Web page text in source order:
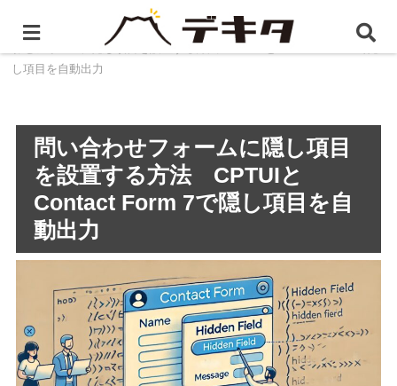
ホーム 静岡県のホームページ制作・WEB制作
問い合
わせフォームに隠し項目を設置する方法 CPTUIとContact Form 7で隠
し項目を自動出力
問い合わせフォームに隠し項目
を設置する方法 CPTUIと
Contact Form 7で隠し項目を自
動出力